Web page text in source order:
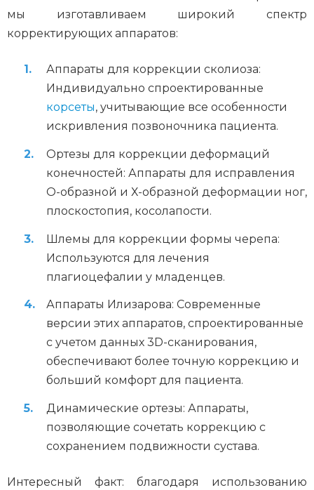
мы изготавливаем широкий спектр
корректирующих аппаратов:
Аппараты для коррекции сколиоза:
Индивидуально спроектированные
корсеты, учитывающие все особенности
искривления позвоночника пациента.
Ортезы для коррекции деформаций
конечностей: Аппараты для исправления
О-образной и Х-образной деформации ног,
плоскостопия, косолапости.
Шлемы для коррекции формы черепа:
Используются для лечения
плагиоцефалии у младенцев.
Аппараты Илизарова: Современные
версии этих аппаратов, спроектированные
с учетом данных 3D-сканирования,
обеспечивают более точную коррекцию и
больший комфорт для пациента.
Динамические ортезы: Аппараты,
позволяющие сочетать коррекцию с
сохранением подвижности сустава.
Интересный факт: благодаря использованию